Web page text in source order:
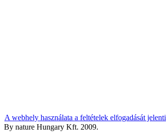
A webhely használata a feltételek elfogadását jelenti
By nature Hungary Kft. 2009.